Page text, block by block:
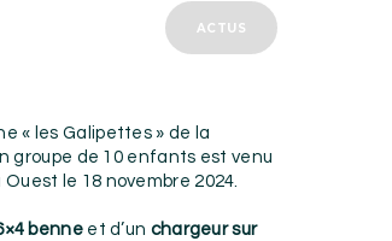
ACTUS
« les Galipettes » de la
groupe de 10 enfants est venu
le 18 novembre 2024.
benneet d’un chargeur sur